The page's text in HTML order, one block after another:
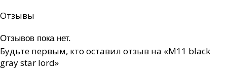
Отзывы
Отзывов пока нет.
Будьте первым, кто оставил отзыв на «M11 black
gray star lord»